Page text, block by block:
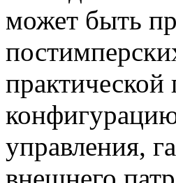
может быть
практической
управления,